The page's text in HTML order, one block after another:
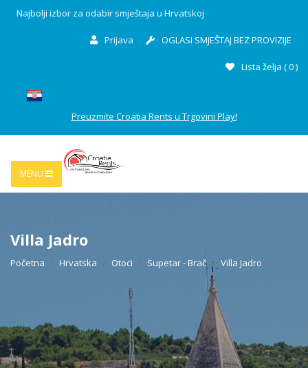
Najbolji izbor za odabir smještaja u Hrvatskoj
Prijava OGLASI SMJEŠTAJ BEZ PROVIZIJE
Lista želja (0)
Preuzmite Croatia Rents u Trgovini Play!
MENU
Villa Jadro
Početna Hrvatska Otoci Supetar - Brač Villa Jadro